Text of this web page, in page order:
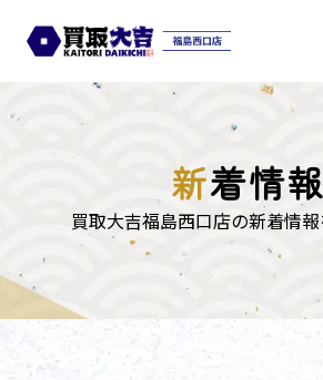
新着情報
買取大吉福島西口店の新着情報